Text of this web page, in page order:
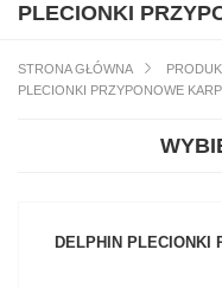
PLECIONKI
STRONA GŁÓWNA
PLECIONKI PRZYPONOWE
DELPHIN PLECIONKI